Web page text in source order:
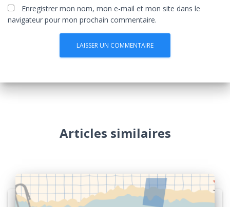
Enregistrer mon nom, mon e-mail et mon site dans le
navigateur pour mon prochain commentaire.
Articles similaires